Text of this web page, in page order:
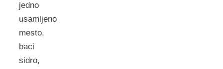
jedno
usamljeno
mesto,
baci
sidro,